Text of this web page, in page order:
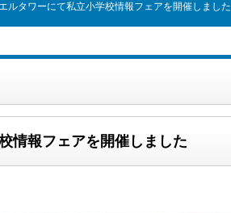
ルタワーにて私立小学校情報フェアを開催しました
情報フェアを開催しました